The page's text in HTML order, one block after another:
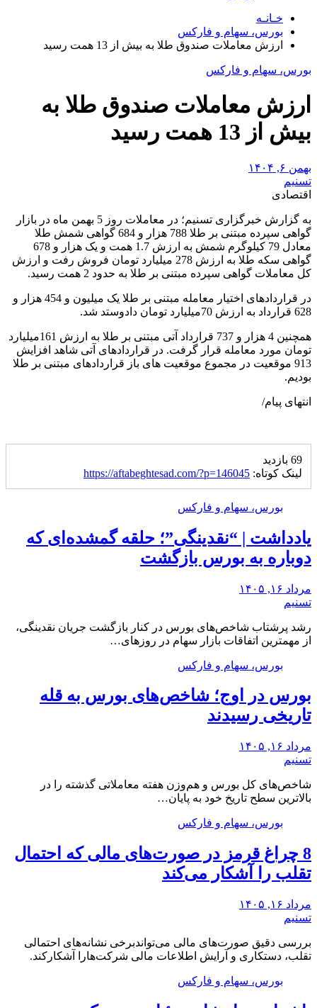
خـانـه
بورس، سهام و فارکس
ارزش معاملات صندوق طلا به بیش از 13 همت رسید
بورس، سهام و فارکس
ارزش معاملات صندوق طلا به
بیش از 13 همت رسید
بهمن ۶, ۱۴۰۴
تسنیم
اقتصادی
به گزارش خبرگزاری تسنیم؛ در معاملات روز 5 بهمن ماه در بازار
گواهی‌ سپرده مبتنی بر طلا 788 هزار و 684 گواهی شمش طلا
معادل 79 کیلوگرم شمش به ارزش 1.7 همت و یک هزار و 678
گواهی سکه طلا به ارزش 278 میلیارد تومان فروش رفت و ارزش
کل معاملات گواهی سپرده مبتنی بر طلا به حدود 2 همت رسید.
در قراردادهای اختیار معامله مبتنی بر طلا یک میلیون و 454 هزار و
628 قرارداد به ارزش 70میلیارد تومان دادوستد شد.
همچنین 4 هزار و 737 قرارداد آتی مبتنی بر طلا به ارزش 161میلیارد
تومان مورد معامله قرار گرفت. در قراردادهای آتی شاهد افزایش
913 موقعیت در مجموع موقعیت های باز قراردادهای مبتنی بر طلا
بودیم.
انتهای پیام/
69 بازدید
لینک کوتاه: https://aftabeghtesad.com/?p=146045
بورس، سهام و فارکس
یادداشت | “نقدینگی”؛ حلقه گمشده‌ای که
دوباره به بورس بازگشت
مرداد ۱۶, ۱۴۰۵
تسنیم
رشد پرشتاب شاخص‌های بورس در کنار بازگشت جریان نقدینگی،
از مهمترین اتفاقات بازار سهام در روزهای…
بورس، سهام و فارکس
بورس در اوج؛ شاخص‌های بورس به قله
تاریخی رسیدند
مرداد ۱۶, ۱۴۰۵
تسنیم
شاخص‌های کل بورس و هم‌وزن هفته معاملاتی گذشته را در
بالاترین سطح تاریخ خود به پایان…
بورس، سهام و فارکس
8 چراغ قرمز در صورت‌های مالی که احتمال
تقلب را آشکار می‌کند
مرداد ۱۶, ۱۴۰۵
تسنیم
بررسی دقیق صورت‌های مالی می‌تواندبرخی نشانه‌های احتمالی
تقلب، دستکاری و آرایش اطلاعات مالی شرکت‌هارا آشکارکند.
بورس، سهام و فارکس